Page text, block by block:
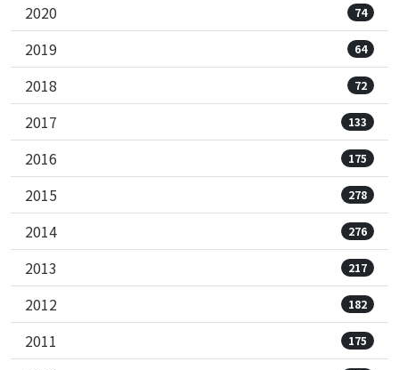
2020 74
2019 64
2018 72
2017 133
2016 175
2015 278
2014 276
2013 217
2012 182
2011 175